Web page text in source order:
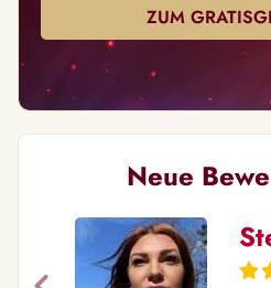
ZUM
Neue